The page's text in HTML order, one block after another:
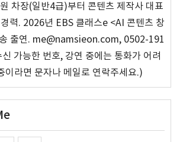
차장(일반4급)부터 콘텐츠 제작사 대표
력. 2026년 EBS 클래스e <AI 콘텐츠 창
출연. me@namsieon.com, 0502-191
가능한 번호, 강연 중에는 통화가 어려
이라면 문자나 메일로 연락주세요.)